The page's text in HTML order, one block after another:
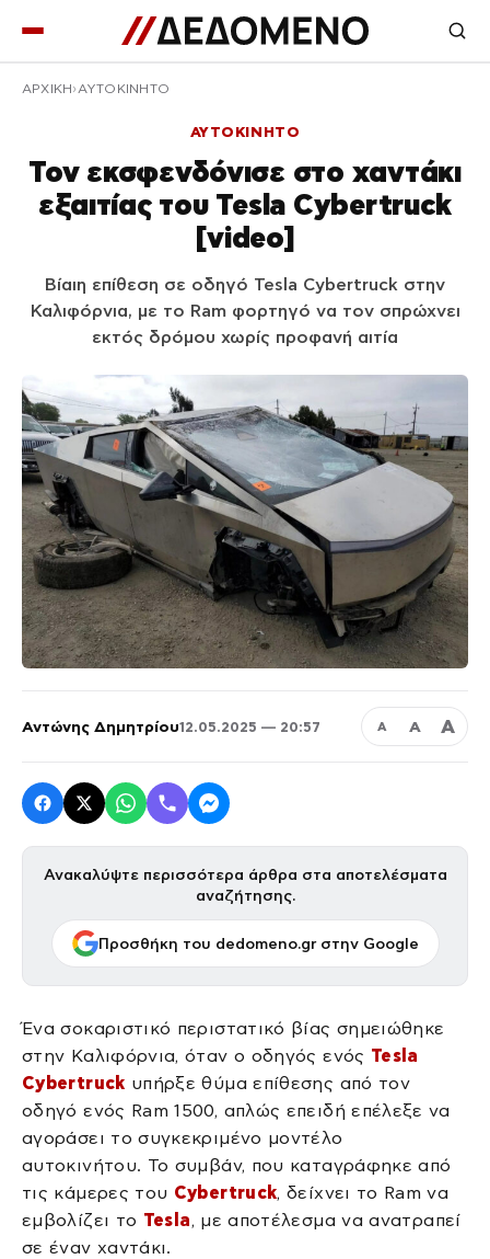
ΑΡΧΙΚΉ ΑΥΤΟΚΙΝΗΤΟ
ΑΥΤΟΚΙΝΗΤΟ
Τον εκσφενδόνισε στο χαντάκι
εξαιτίας του Tesla Cybertruck
[video]
Βίαιη επίθεση σε οδηγό Tesla Cybertruck στην
Καλιφόρνια, με το Ram φορτηγό να τον σπρώχνει
εκτός δρόμου χωρίς προφανή αιτία
Αντώνης Δημητρίου12.05.2025 — 20:57 Α Α Α
Ανακαλύψτε περισσότερα άρθρα στα αποτελέσματα
αναζήτησης.
Προσθήκη του dedomeno.gr στην Google
Ένα σοκαριστικό περιστατικό βίας σημειώθηκε
στην Καλιφόρνια, όταν ο οδηγός ενός Tesla
Cybertruck υπήρξε θύμα επίθεσης από τον
οδηγό ενός Ram 1500, απλώς επειδή επέλεξε να
αγοράσει το συγκεκριμένο μοντέλο
αυτοκινήτου. Το συμβάν, που καταγράφηκε από
τις κάμερες του Cybertruck, δείχνει το Ram να
εμβολίζει το Tesla, με αποτέλεσμα να ανατραπεί
σε έναν χαντάκι.